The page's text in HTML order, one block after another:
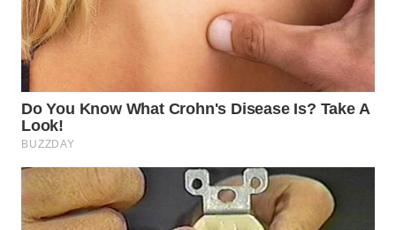
WN
PRIANGAN
WN
SEMARANG
WN
SOLO